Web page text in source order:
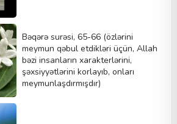
Bəqərə surəsi, 65-66 (özlərini
meymun qəbul etdikləri üçün, Allah
bəzi insanların xarakterlərini,
şəxsiyyətlərini korlayıb, onları
meymunlaşdırmışdır)